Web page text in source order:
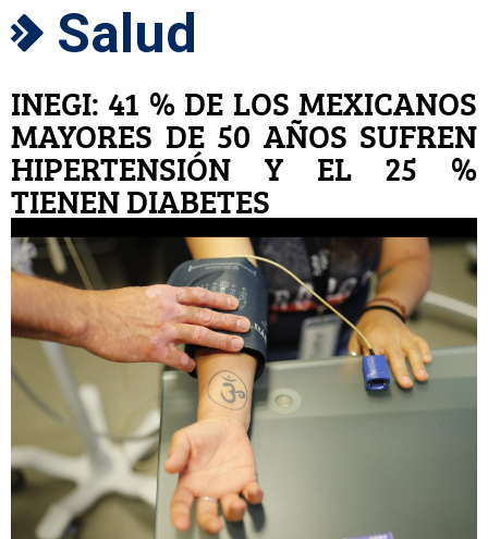
Salud
INEGI: 41 % DE LOS MEXICANOS
MAYORES DE 50 AÑOS SUFREN
HIPERTENSIÓN Y EL 25 %
TIENEN DIABETES